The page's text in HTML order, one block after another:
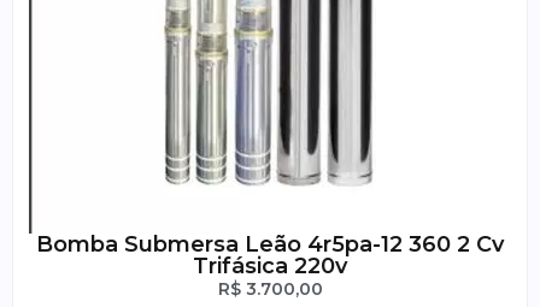
Bomba Submersa Leão 4r5pa-12 360 2 Cv
Trifásica 220v
R$3.700,00